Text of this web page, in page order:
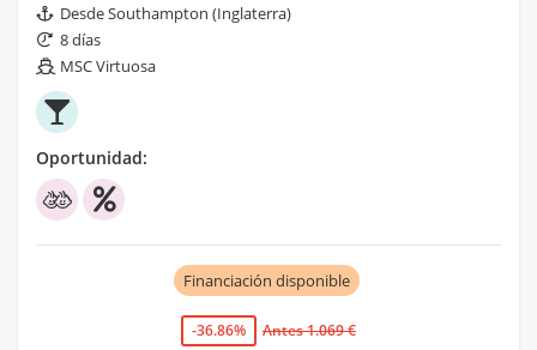
Desde Southampton (Inglaterra)
8 días
MSC Virtuosa
Oportunidad:
Financiación disponible
-36.86%
Antes 1.069 €